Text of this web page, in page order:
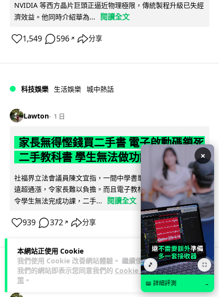
本網站正使用 Cookie
我們使用 Cookie 改善網站體驗。 繼續使用
我們的網站即表示您同意我們的 Cookie 政
策 。
NVIDIA 等西方晶片巨頭正逼近物理極限，傳統製程升級已失經
濟效益。他同時介紹華為...
閱讀全文
1,549 596 ↗ 分享
科技娛樂 生活娛樂 城中熱話
Lawton 1 日
家長無得慳錢買二手書 電子啟動碼鎖死
二手教科書 學生無法做功課
社福界立法會議員陳文宜指，一間中學書單價錢按年加 14.7%
遠超通漲，令家長難以負擔。而且電子教材啟動碼這項設計，
令學生無法完成功課，二手...
閱讀全文
939 372 ↗ 分享
科技娛樂 遊戲情報
×
🎵 ⛶
📖 詳細評測 →